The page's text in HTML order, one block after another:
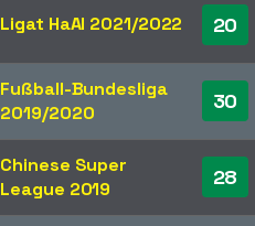
Ligat HaAl 2021/2022 20
Fußball-Bundesliga
2019/2020
30
Chinese Super
League 2019
28